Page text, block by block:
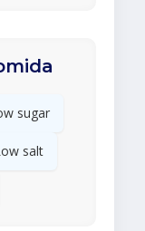
sugar
salt